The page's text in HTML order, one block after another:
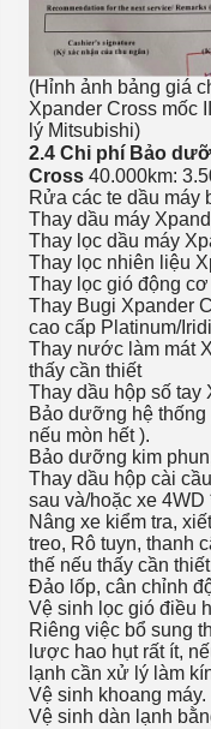
(Hỉnh ảnh bảng giá
Xpander Cross mốc
lý Mitsubishi)
2.4 Chi phí Bảo
Cross 40.000km:
Rửa các te dầu máy
Thay dầu máy
Thay lọc dầu máy
Thay lọc nhiên liệu
Thay lọc gió động
Thay Bugi Xpander
cao cấp Platinum/
Thay nước làm mát
thấy cần thiết
Thay dầu hộp số tay
Bảo dưỡng hệ thống
nếu mòn hết ).
Bảo dưỡng kim
Thay dầu hộp cài
sau và/hoặc xe 4WD
Nâng xe kiểm tra,
treo, Rô tuyn, thanh
thế nếu thấy cần
Đảo lốp, cân chỉnh
Vệ sinh lọc gió điều
Riêng việc bổ sung
lược hao hụt rất ít,
lạnh cần xử lý làm
Vệ sinh khoang máy.
Vệ sinh dàn lạnh